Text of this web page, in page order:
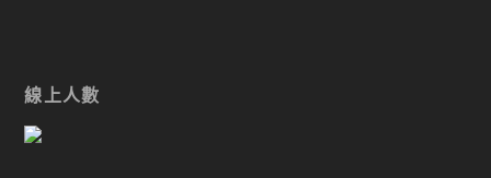
線上人數